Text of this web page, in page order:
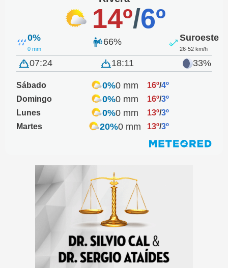
14º/6º
0%
0 mm
66% Suroeste
26-52 km/h
07:24 18:11 33%
Sábado 0%0 mm 16º/4º
Domingo
0%0 mm 16º/3º
Lunes
0%0 mm 13º/3º
Martes
20%0 mm 13º/3º